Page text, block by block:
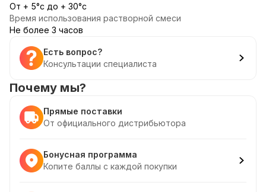
От + 5°с до + 30°с
Время использования растворной смеси
Не более 3 часов
Есть вопрос?
Консультации специалиста
Почему мы?
Прямые поставки
От официального дистрибьютора
Бонусная программа
Копите баллы с каждой покупки